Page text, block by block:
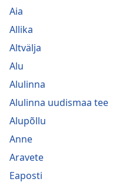
Aia
Allika
Altvälja
Alu
Alulinna
Alulinna uudismaa tee
Alupõllu
Anne
Aravete
Eaposti